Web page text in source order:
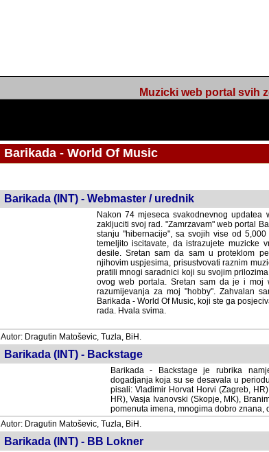
Muzicki web portal svih
Barikada - World Of Music
Barikada (INT) - Webmaster / urednik
Nakon 74 mjeseca svakodnevnog
zakljuciti svoj rad. "Zamrzavam" web portal
stanju "hibernacije", sa svojih vise od
temeljito iscitavate, da istrazujete muzicke
Sretan sam da sam u proteklom periodu
uspjesima, prisustvovati raznim muzickim
mnogi saradnici koji su svojim prilozima
web portala. Sretan sam da je i moj
razumijevanja za moj "hobby". Zahvalan
Barikada - World Of Music, koji ste ga
rada. Hvala svima.
Autor: Dragutin Matoševic, Tuzla, BiH.
Barikada (INT) - Backstage
Barikada - Backstage je rubrika
dogadjanja koja su se desavala u
pisali: Vladimir Horvat Horvi (Zagreb,
HR), Vasja Ivanovski (Skopje, MK),
pomenuta imena, mnogima dobro znana,
Autor: Dragutin Matoševic, Tuzla, BiH.
Barikada (INT) - BB Lokner